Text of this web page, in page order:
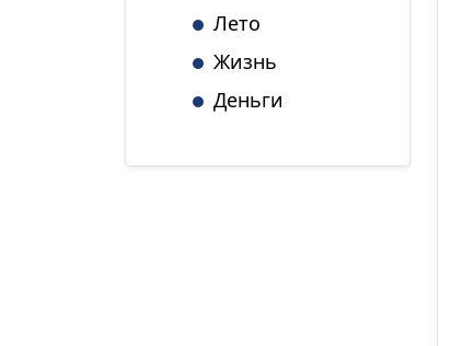
Лето
Жизнь
Деньги